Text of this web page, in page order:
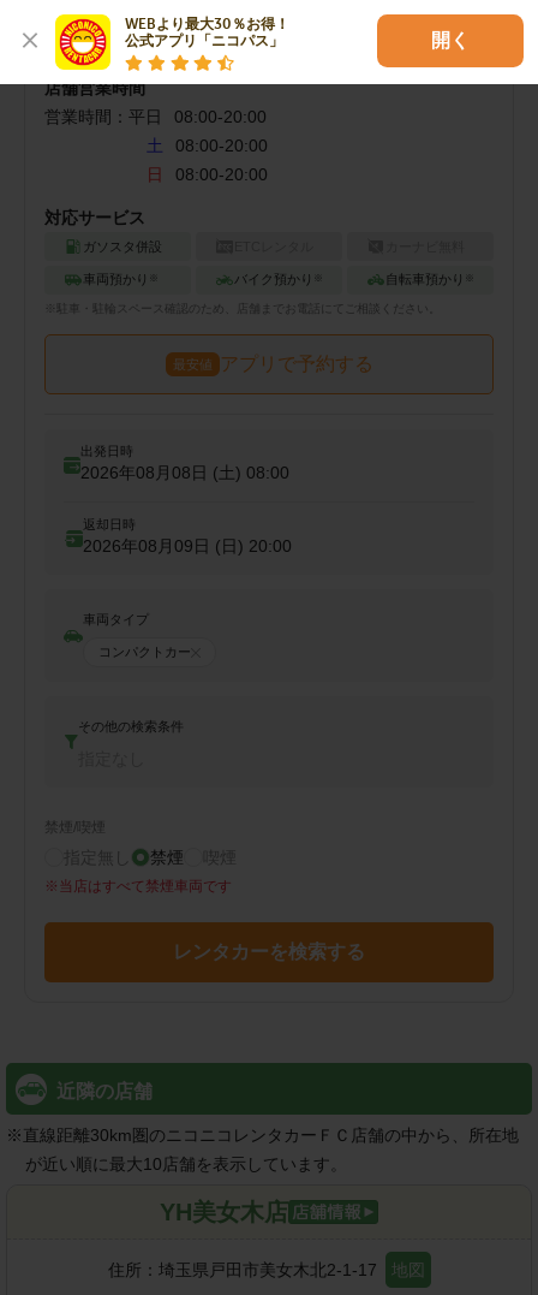
WEBより最大30％お得！
公式アプリ「ニコパス」
開く
店舗営業時間
営業時間： 平日 08:00-20:00
土
08:00-20:00
日
08:00-20:00
対応サービス
ガソスタ併設
車両預かり ※ バイク預かり ※ 自転車預かり ※
※ 駐車・駐輪 スペース確認のため、店舗までお電話にてご相談ください。
最安値 アプリで予約する
出発日時
2026年08月08日 (土) 08:00
返却日時
2026年08月09日 (日) 20:00
車両タイプ
コンパクトカー
その他の検索条件
禁煙/喫煙
指定無し 禁煙 喫煙
※ 当店はすべて禁煙車両です
レンタカーを検索する
近隣の店舗
※直線距離30km圏のニコニコレンタカーＦＣ店舗の中から、所在地
が近い順に最大10店舗を表示しています。
YH美女木店
住所： 埼玉県戸田市美女木北2-1-17 地図